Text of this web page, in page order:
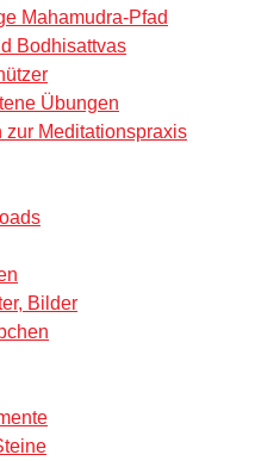
Mahamudra-Pfad
Bodhisattvas
Übungen
zur Meditationspraxis
Bilder